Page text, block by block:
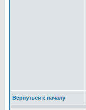
Вернуться к началу